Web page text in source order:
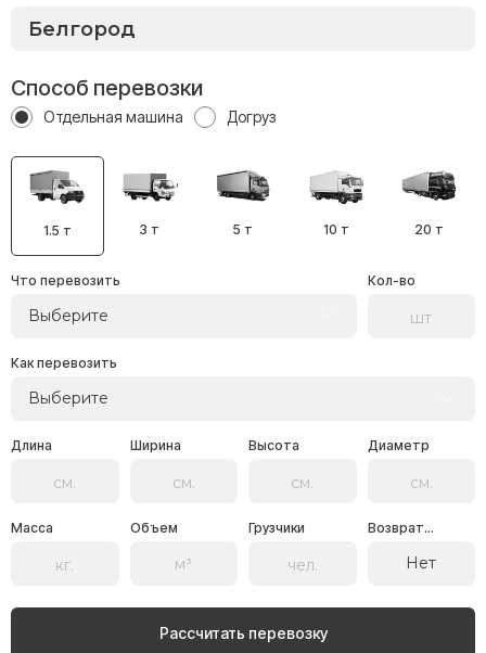
Способ перевозки
Отдельная машина Догруз
1.5 т 3 т 5 т 10 т 20 т
Что перевозить
Выберите
Кол-во
Как перевозить
Выберите
Длина Ширина Высота Диаметр
Масса Объем Грузчики Возврат...
Нет
Рассчитать перевозку